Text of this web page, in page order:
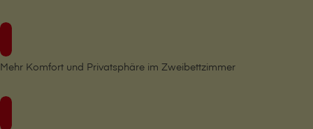
Mehr Komfort und Privatsphäre im Zweibettzimmer